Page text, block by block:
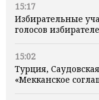
15:17
Избирательные
голосов
15:02
Турция,
«Мекканское